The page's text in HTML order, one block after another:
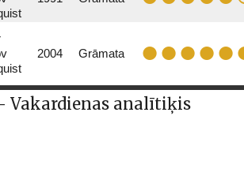
2004 Grāmata
Vakardienas analītiķis